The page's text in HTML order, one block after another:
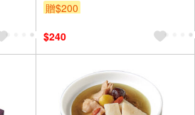
贈$200
$240